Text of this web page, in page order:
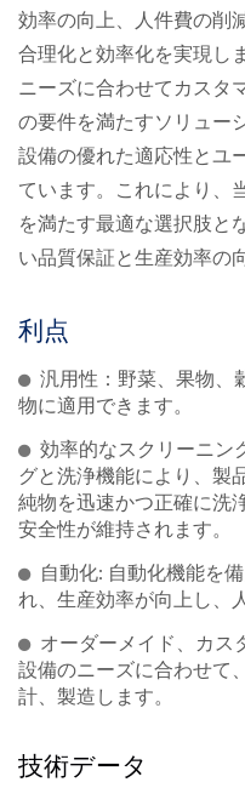
効率の向上、人件費の削
合理化と効率化を実現し
ニーズに合わせてカスタ
の要件を満たすソリュー
設備の優れた適応性とユ
ています。これにより、
を満たす最適な選択肢と
い品質保証と生産効率の
利点
汎用性：野菜、果物、
物に適用できます。
効率的なスクリーニン
グと洗浄機能により、製
純物を迅速かつ正確に洗
安全性が維持されます。
自動化: 自動化機能を
れ、生産効率が向上し、
オーダーメイド、カス
設備のニーズに合わせて
計、製造します。
技術データ